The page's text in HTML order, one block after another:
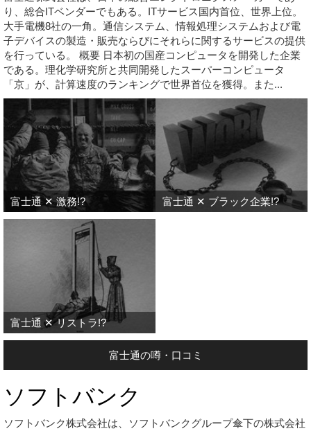
り、総合ITベンダーでもある。ITサービス国内首位、世界上位。
大手電機8社の一角。通信システム、情報処理システムおよび電
子デバイスの製造・販売ならびにそれらに関するサービスの提供
を行っている。 概要 日本初の国産コンピュータを開発した企業
である。理化学研究所と共同開発したスーパーコンピュータ
「京」が、計算速度のランキングで世界首位を獲得。また...
富士通 ✕ 激務!? 富士通 ✕ ブラック企業!?
富士通 ✕ リストラ!?
富士通の噂・口コミ
ソフトバンク
ソフトバンク株式会社は、ソフトバンクグループ傘下の株式会社